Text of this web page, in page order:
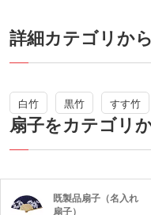
れば、日本の伝統の夏アイテムでオ
ナルノベルティが簡単に作れます。
詳細カテゴリか
白竹 黒竹 すす竹
扇子をカテゴリ
既製品扇子（名入れ
扇子）